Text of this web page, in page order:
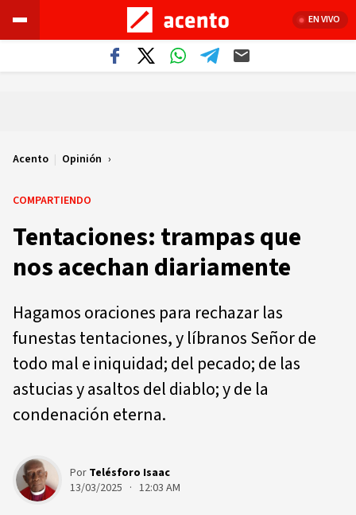
EN VIVO
Acento | Opinión
COMPARTIENDO
Tentaciones: trampas que
nos acechan diariamente
Hagamos oraciones para rechazar las
funestas tentaciones, y líbranos Señor de
todo mal e iniquidad; del pecado; de las
astucias y asaltos del diablo; y de la
condenación eterna.
Por Telésforo Isaac
13/03/2025 · 12:03 AM